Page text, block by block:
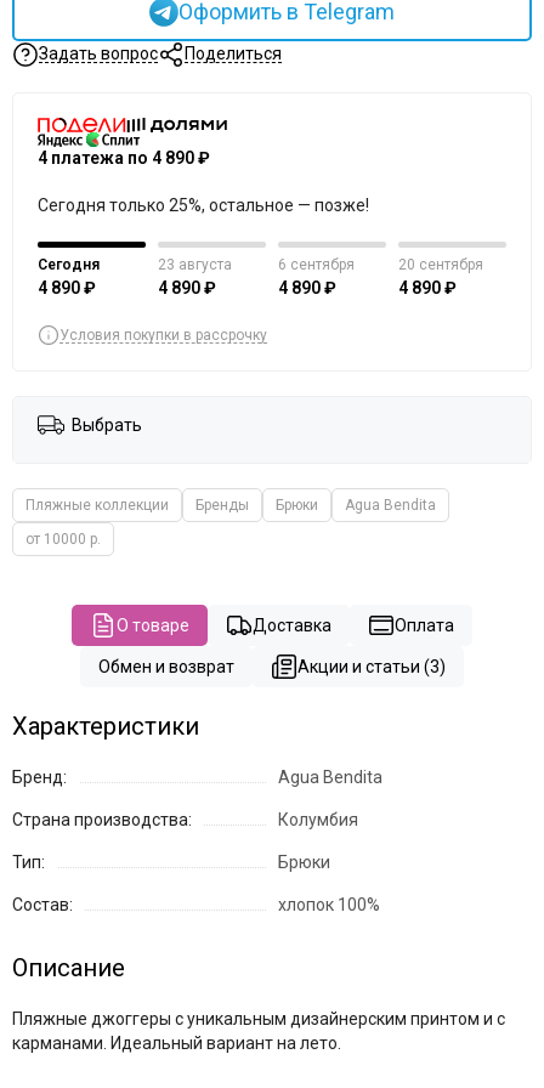
Passion
ROYAL LOUNGE
Sergio Dallini
Silca
Taro
Tuosite
Uniconf
Viva la Dona
Оформить в Telegram
Задать вопрос Поделиться
4 платежа по 4 890 ₽
Сегодня только 25%, остальное — позже!
Сегодня
4 890 ₽
23 августа
4 890 ₽
6 сентября
4 890 ₽
20 сентября
4 890 ₽
Условия покупки в рассрочку
Выбрать
Пляжные коллекции Бренды Брюки
Agua Bendita
от 10000 р.
О товаре Доставка Оплата
Обмен и возврат Акции и статьи (3)
Характеристики
Бренд: Agua Bendita
Страна производства: Колумбия
Тип: Брюки
Состав: хлопок 100%
Описание
Пляжные джоггеры с уникальным дизайнерским принтом и с
карманами. Идеальный вариант на лето.